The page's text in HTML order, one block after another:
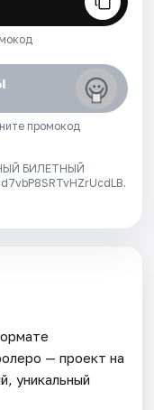
промокод
БИЛЕТНЫЙ
— проект на
уникальный